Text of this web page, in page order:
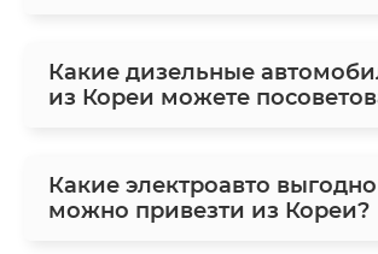
Какие дизельные
из Кореи можете
Какие электроавто выгодно
можно привезти из Кореи?